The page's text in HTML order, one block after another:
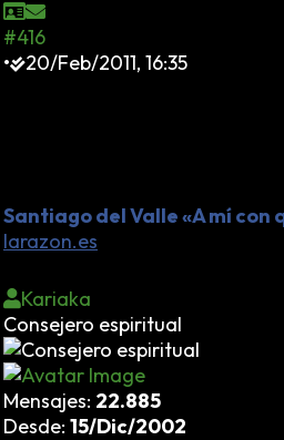
#416
•
20/Feb/2011, 16:35
Santiago del Valle «A mí con
larazon.es
Kariaka
Consejero espiritual
Mensajes: 22.885
Desde: 15/Dic/2002